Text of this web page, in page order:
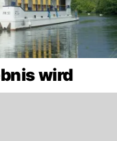
wird